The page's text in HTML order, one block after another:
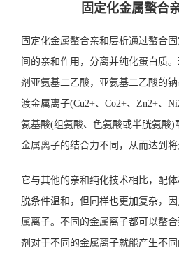
固定化金属螯合
固定化金属螯合亲和层析通过螯合
间的亲和作用，分离并纯化蛋白质
剂亚氨基二乙酸，亚氨基二乙酸的
渡金属离子(Cu2+、Co2+、Zn2+、
氨基酸(组氨酸、色氨酸或半胱氨酸)
金属离子的结合力不同，从而达到将
它与其他的亲和纯化技术相比，配
脱条件温和，但同样也更加复杂，
属离子。不同的金属离子都可以螯
剂对于不同的金属离子就能产生不